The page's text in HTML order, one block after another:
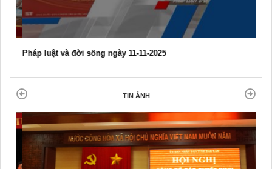
Pháp luật và đời sống ngày 11-11-2025
TIN ẢNH